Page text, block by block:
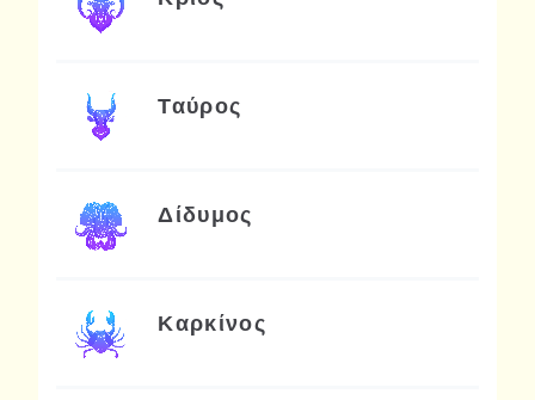
Ταύρος
Δίδυμος
Καρκίνος